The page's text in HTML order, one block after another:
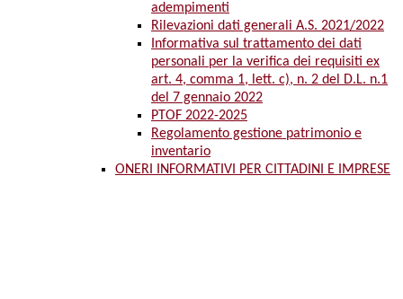
adempimenti
Rilevazioni dati generali A.S. 2021/2022
Informativa sul trattamento dei dati
personali per la verifica dei requisiti ex
art. 4, comma 1, lett. c), n. 2 del D.L. n.1
del 7 gennaio 2022
PTOF 2022-2025
Regolamento gestione patrimonio e
inventario
ONERI INFORMATIVI PER CITTADINI E IMPRESE